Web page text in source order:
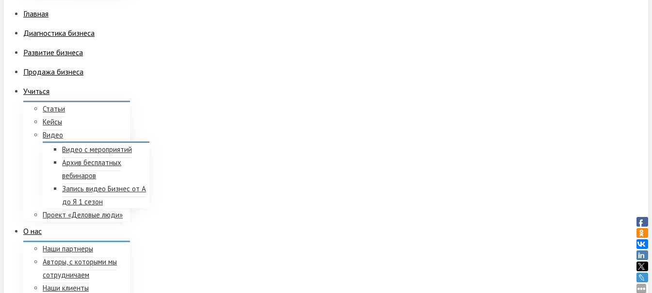
Главная
Диагностика бизнеса
Развитие бизнеса
Продажа бизнеса
Учиться
Статьи
Кейсы
Видео
Видео с мероприятий
Архив бесплатных
вебинаров
Запись видео Бизнес от А
до Я 1 сезон
Проект «Деловые люди»
О нас
Наши партнеры
Авторы, с которыми мы
сотрудничаем
Наши клиенты